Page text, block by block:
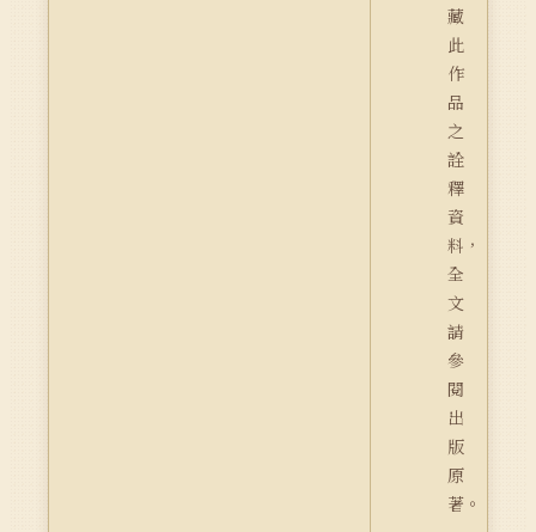
藏
此
作
品
之
詮
釋
資
料，
全
文
請
參
閱
出
版
原
著。